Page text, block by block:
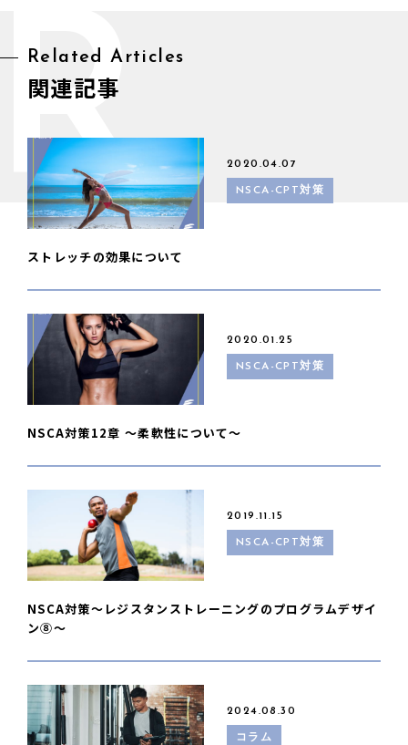
Related Articles
関連記事
2020.04.07
NSCA-CPT対策
ストレッチの効果について
2020.01.25
NSCA-CPT対策
NSCA対策12章 〜柔軟性について〜
2019.11.15
NSCA-CPT対策
NSCA対策〜レジスタンストレーニングのプログラムデザイ
ン⑧〜
2024.08.30
コラム